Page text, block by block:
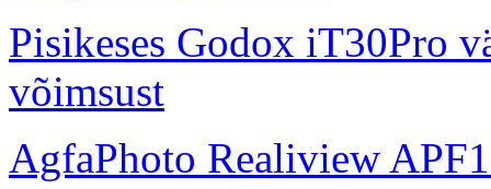
Pisikeses Godox iT30Pro
võimsust
AgfaPhoto Realiview